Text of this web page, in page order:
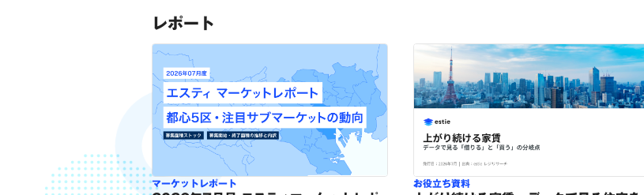
レポート
マーケットレポート お役立ち資料